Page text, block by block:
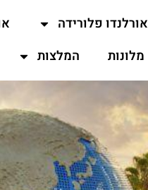
אורלנדו פלורידה
מלונות
המלצות